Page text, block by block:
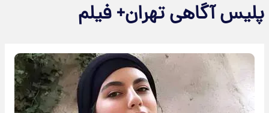
پلیس آگاهی تهران+ فیلم